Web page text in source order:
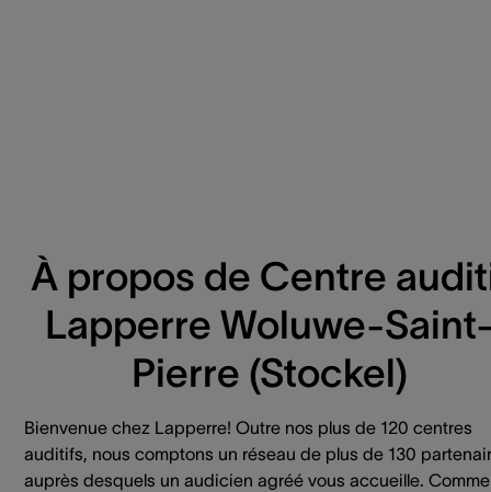
À propos de Centre
Lapperre Woluwe-
Pierre (Stockel)
Bienvenue chez Lapperre! Outre nos plus de 120 centres
auditifs, nous comptons un réseau de plus de 130
auprès desquels un audicien agréé vous accueille.